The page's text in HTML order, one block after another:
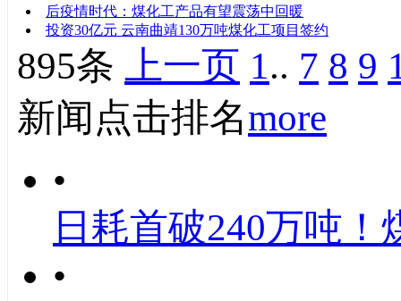
后疫情时代：煤化工产品有望震荡中回暖
投资30亿元 云南曲靖130万吨煤化工项目签约
895条 上一页 1.. 7 8 9
新闻点击排名more
•
日耗首破240万吨！
•